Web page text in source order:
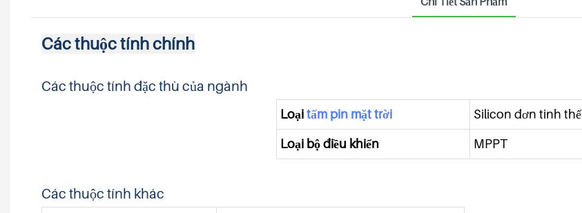
Các thuộc tính chính
Các thuộc tính đặc thù của ngành
Loạitấm pin mặt trời Silicon đơn tinh thể
Loại bộ điều khiển MPPT
Các thuộc tính khác